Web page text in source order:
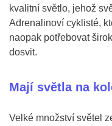
kvalitní světlo, jehož
Adrenalinoví cyklisté,
naopak potřebovat
dosvit.
Mají světla na
Velké množství světel